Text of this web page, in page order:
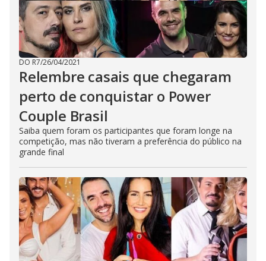
DO R7/26/04/2021
Relembre casais que chegaram
perto de conquistar o Power
Couple Brasil
Saiba quem foram os participantes que foram longe na
competição, mas não tiveram a preferência do público na
grande final